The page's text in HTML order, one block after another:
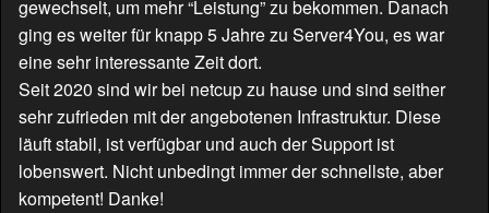
gewechselt, um mehr “Leistung” zu bekommen. Danach
ging es weiter für knapp 5 Jahre zu Server4You, es war
eine sehr interessante Zeit dort.
Seit 2020 sind wir bei netcup zu hause und sind seither
sehr zufrieden mit der angebotenen Infrastruktur. Diese
läuft stabil, ist verfügbar und auch der Support ist
lobenswert. Nicht unbedingt immer der schnellste, aber
kompetent! Danke!